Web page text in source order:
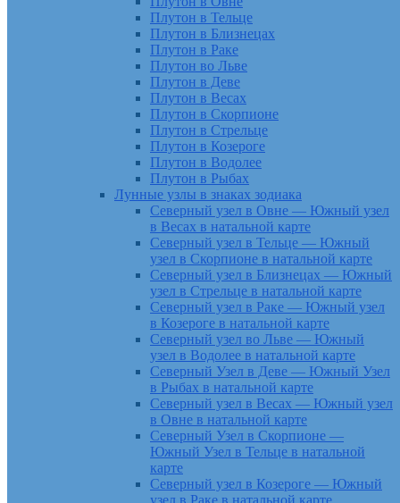
Плутон в Тельце
Плутон в Близнецах
Плутон в Раке
Плутон во Льве
Плутон в Деве
Плутон в Весах
Плутон в Скорпионе
Плутон в Стрельце
Плутон в Козероге
Плутон в Водолее
Плутон в Рыбах
Лунные узлы в знаках зодиака
Северный узел в Овне — Южный узел
в Весах в натальной карте
Северный узел в Тельце — Южный
узел в Скорпионе в натальной карте
Северный узел в Близнецах — Южный
узел в Стрельце в натальной карте
Северный узел в Раке — Южный узел
в Козероге в натальной карте
Северный узел во Льве — Южный
узел в Водолее в натальной карте
Северный Узел в Деве — Южный Узел
в Рыбах в натальной карте
Северный узел в Весах — Южный узел
в Овне в натальной карте
Северный Узел в Скорпионе —
Южный Узел в Тельце в натальной
карте
Северный узел в Козероге — Южный
узел в Раке в натальной карте